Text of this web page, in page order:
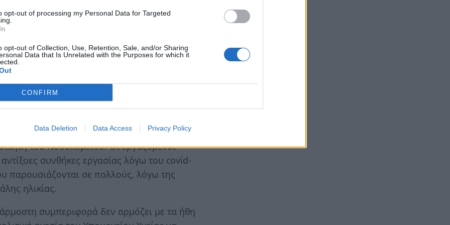
opt-out of processing my Personal Data for Targeted
opt-out of Collection, Use, Retention, Sale, and/or Sharing
Data that Is Unrelated with the Purposes for which it
CONFIRM
Data Deletion Data Access Privacy Policy
ΜΟΛΑΩΝ
Συλλόγου Εργαζομένων του
Τραυματιοφορέων, που αναφέρεται
του Νοσοκομείου. Οι εργαζόμενοι
συνθήκες εργασίας λόγω του covid-
παρουσιάζονται σε πολλούς, λόγω της
ηλικίας.
συμπεριφορά δεν αρμόζει με τα ήθη